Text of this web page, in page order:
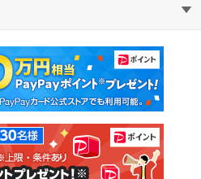
中古マンション
中古一戸建て
土地
教えて！住まいの先生